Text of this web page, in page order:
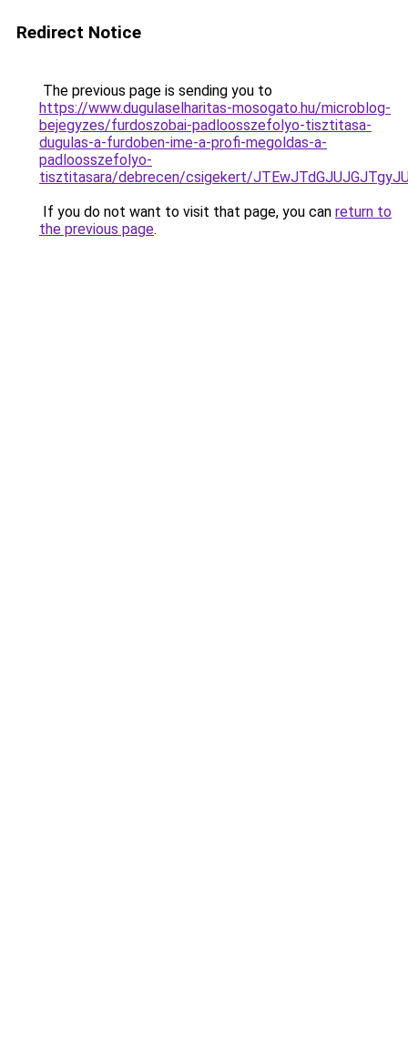
Redirect Notice
The previous page is sending you to
https://www.dugulaselharitas-mosogato.hu/microblog-
bejegyzes/furdoszobai-padloosszefolyo-tisztitasa-
dugulas-a-furdoben-ime-a-profi-megoldas-a-
padloosszefolyo-
tisztitasara/debrecen/csigekert/
If you do not want to visit that page, you can return to
the previous page.